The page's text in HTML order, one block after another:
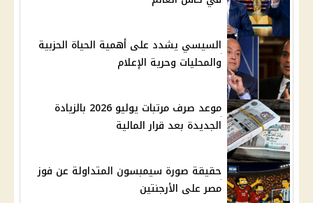
السيسي يشدد على أهمية الحياة الحزبية
والمحليات وحرية الإعلام
موعد صرف مرتبات يوليو 2026 بالزيادة
الجديدة بعد قرار المالية
حقيقة صورة سيمبسون المتداولة عن فوز
مصر على الأرجنتين